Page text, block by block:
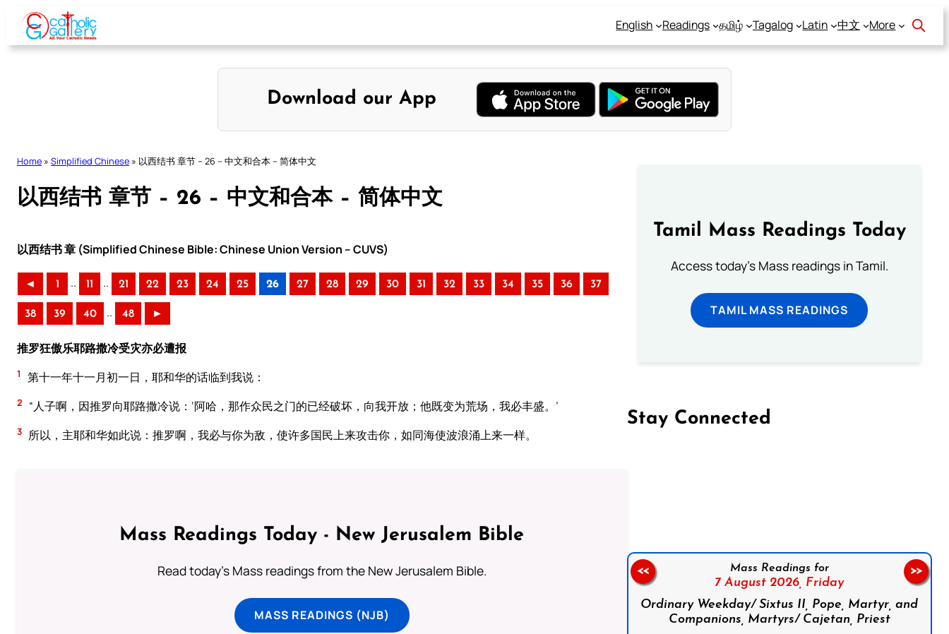
Skip
content
English Readings தமிழ் Tagalog Latin 中文 More
Download our App
Home » Simplified Chinese » 以西结书 章节 – 26 – 中文和合本 – 简体中文
以西结书 章节 – 26 – 中文和合本 – 简体中文
以西结书 章 (Simplified Chinese Bible: Chinese Union Version – CUVS)
◄ 1 .. 11 .. 21 22 23 24 25 26 27 28 29 30 31 32 33 34 35 36 37
38 39 40 .. 48 ►
推罗狂傲乐耶路撒冷受灾亦必遭报
1 第十一年十一月初一日，耶和华的话临到我说：
2 “人子啊，因推罗向耶路撒冷说：‘阿哈，那作众民之门的已经破坏，向我开放；他既变为荒场，我必丰盛。’
3 所以，主耶和华如此说：推罗啊，我必与你为敌，使许多国民上来攻击你，如同海使波浪涌上来一样。
Mass Readings Today - New Jerusalem Bible
Read today's Mass readings from the New Jerusalem Bible.
MASS READINGS (NJB)
Tamil Mass Readings Today
Access today's Mass readings in Tamil.
TAMIL MASS READINGS
Stay Connected
Mass Readings for
7 August 2026, Friday
Ordinary Weekday/ Sixtus II, Pope, Martyr, and
Companions, Martyrs/ Cajetan, Priest
<< >>